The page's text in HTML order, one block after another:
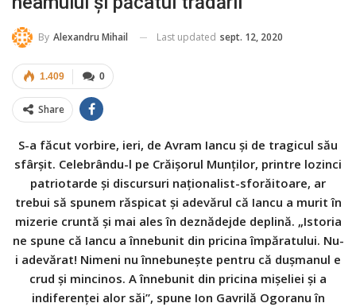
By Alexandru Mihail Last updated sept. 12, 2020
0
1.409
Share
S-a făcut vorbire, ieri, de Avram Iancu și de tragicul său
sfârșit. Celebrându-l pe Crăișorul Munților, printre lozinci
patriotarde și discursuri naționalist-sforăitoare, ar
trebui să spunem răspicat și adevărul că Iancu a murit în
mizerie cruntă și mai ales în deznădejde deplină. „Istoria
ne spune că Iancu a înnebunit din pricina împăratului. Nu-
i adevărat! Nimeni nu înnebunește pentru că dușmanul e
crud și mincinos. A înnebunit din pricina mișeliei și a
indiferenței alor săi”, spune Ion Gavrilă Ogoranu în